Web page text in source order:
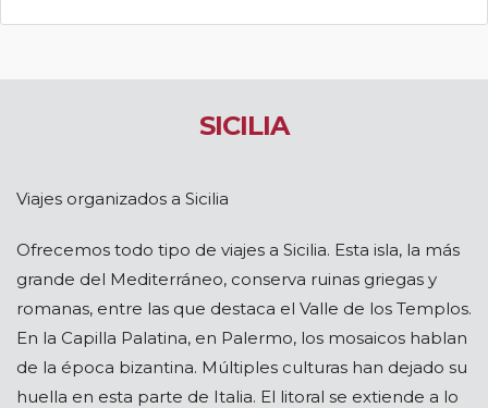
SICILIA
Viajes organizados a Sicilia
Ofrecemos todo tipo de viajes a Sicilia. Esta isla, la más
grande del Mediterráneo, conserva ruinas griegas y
romanas, entre las que destaca el Valle de los Templos.
En la Capilla Palatina, en Palermo, los mosaicos hablan
de la época bizantina. Múltiples culturas han dejado su
huella en esta parte de Italia. El litoral se extiende a lo